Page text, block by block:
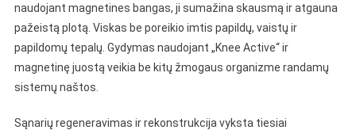
naudojant magnetines bangas, ji sumažina skausmą ir atgauna
pažeistą plotą. Viskas be poreikio imtis papildų, vaistų ir
papildomų tepalų. Gydymas naudojant „Knee Active“ ir
magnetinę juostą veikia be kitų žmogaus organizme randamų
sistemų naštos.
Sąnarių regeneravimas ir rekonstrukcija vyksta tiesiai